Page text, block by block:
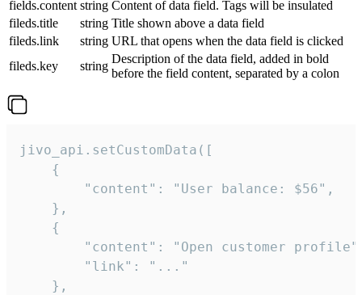
fields.content string Content of data field. Tags will be insulated
fileds.title
string Title shown above a data field
fileds.link
string URL that opens when the data field is clicked
fileds.key
string
Description of the data field, added in bold
before the field content, separated by a colon
jivo_api.setCustomData([
    {
        "content": "User balance: $56",
    },
    {
"content": "Open customer
        "link": "..."
    },